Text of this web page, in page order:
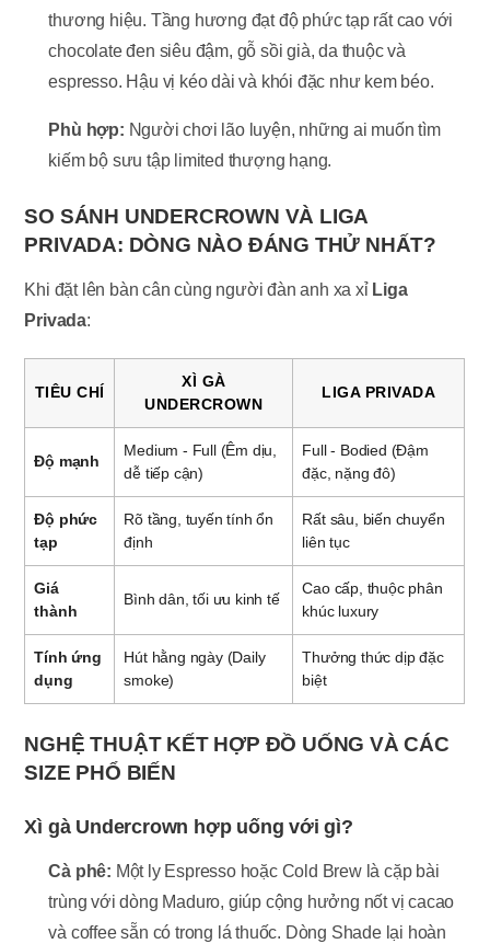
thương hiệu. Tầng hương đạt độ phức tạp rất cao với
chocolate đen siêu đậm, gỗ sồi già, da thuộc và
espresso. Hậu vị kéo dài và khói đặc như kem béo.
Phù hợp: Người chơi lão luyện, những ai muốn tìm
kiếm bộ sưu tập limited thượng hạng.
SO SÁNH UNDERCROWN VÀ LIGA
PRIVADA: DÒNG NÀO ĐÁNG THỬ NHẤT?
Khi đặt lên bàn cân cùng người đàn anh xa xỉ Liga
Privada:
TIÊU CHÍ
XÌ GÀ
UNDERCROWN
LIGA PRIVADA
Độ mạnh
Medium - Full (Êm dịu,
dễ tiếp cận)
Full - Bodied (Đậm
đặc, nặng đô)
Độ phức
tạp
Rõ tầng, tuyến tính ổn
định
Rất sâu, biến chuyển
liên tục
Giá
thành
Bình dân, tối ưu kinh tế
Cao cấp, thuộc phân
khúc luxury
Tính ứng
dụng
Hút hằng ngày (Daily
smoke)
Thưởng thức dịp đặc
biệt
NGHỆ THUẬT KẾT HỢP ĐỒ UỐNG VÀ CÁC
SIZE PHỔ BIẾN
Xì gà Undercrown hợp uống với gì?
Cà phê: Một ly Espresso hoặc Cold Brew là cặp bài
trùng với dòng Maduro, giúp cộng hưởng nốt vị cacao
và coffee sẵn có trong lá thuốc. Dòng Shade lại hoàn